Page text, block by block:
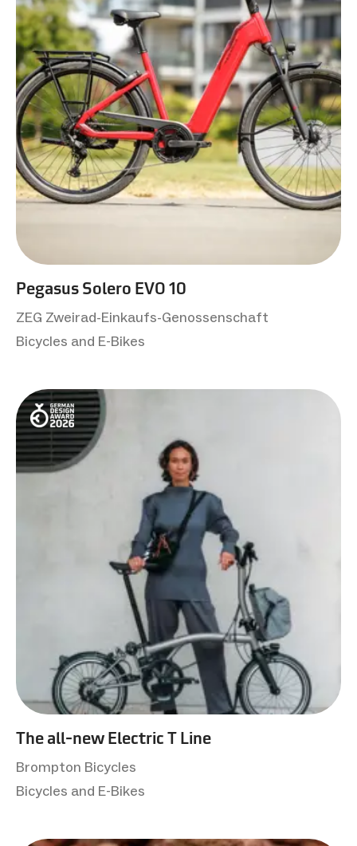
Pegasus Solero EVO 10
ZEG Zweirad-Einkaufs-Genossenschaft
Bicycles and E-Bikes
The all-new Electric T Line
Brompton Bicycles
Bicycles and E-Bikes